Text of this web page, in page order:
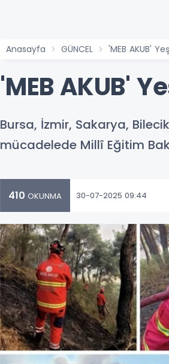
Anasayfa GÜNCEL 'MEB AKUB'
'MEB AKUB'
Bursa, İzmir, Sakarya,
mücadelede Millî Eğitim
410 OKUNMA 30-07-2025 09:44